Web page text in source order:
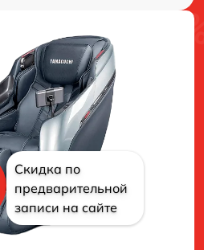
Скидка по
предварительной
записи на сайте